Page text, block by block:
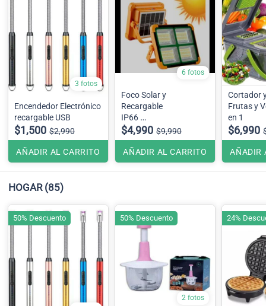
3 fotos
Encendedor Electrónico
recargable USB
$1,500 $2,990
AÑADIR AL CARRITO
6 fotos
Foco Solar y
Recargable
IP66
200 wts
$4,990 $9,990
AÑADIR AL CARRITO
Cortador
Frutas y
en 1
$6,990
AÑADIR
HOGAR (85)
50% Descuento
2 fotos
50% Descuento 24%